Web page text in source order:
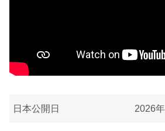
日本公開日 2026